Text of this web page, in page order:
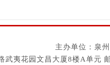
主办单位：泉
武夷花园文昌大厦8楼A单元